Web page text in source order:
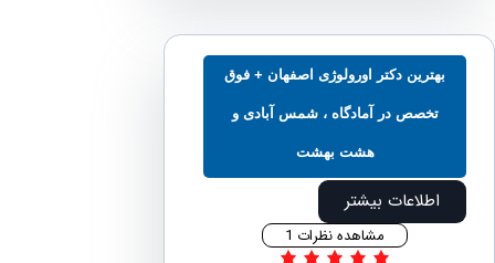
دکتر اورولوژی اصفهان + فوق
تخصص در آمادگاه ، شمس آبادی و
هشت بهشت
اطلاعات بیشتر
مشاهده نظرات 1